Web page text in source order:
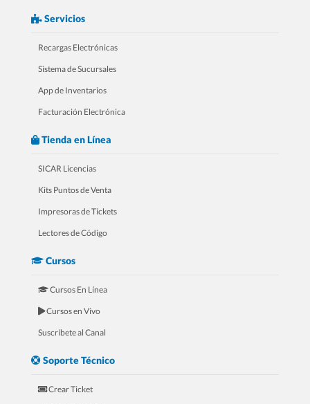
4.- Mini Curso Para Farmacias
5.- Mini Curso Para Refaccionarías
Servicios
Recargas Electrónicas
Sistema de Sucursales
App de Inventarios
Facturación Electrónica
Tienda en Línea
SICAR Licencias
Kits Puntos de Venta
Impresoras de Tickets
Lectores de Código
Cursos
Cursos En Línea
Cursos en Vivo
Suscríbete al Canal
Soporte Técnico
Crear Ticket